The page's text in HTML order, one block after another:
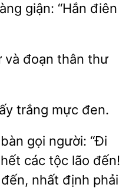
giận: “Hắn
và
thân thư
đen.
gọi người: “Đi
tộc lão đến!
định phải